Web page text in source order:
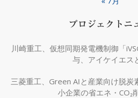
プロジェクトニ
川崎重工、仮想同期発電機制御「
与、アイケイエス
三菱重工、Green AIと産業向け脱
小企業の省エネ・CO₂